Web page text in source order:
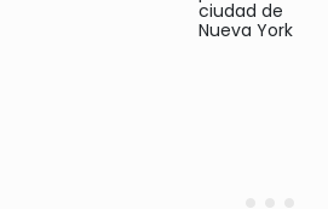
ciudad de
Nueva York